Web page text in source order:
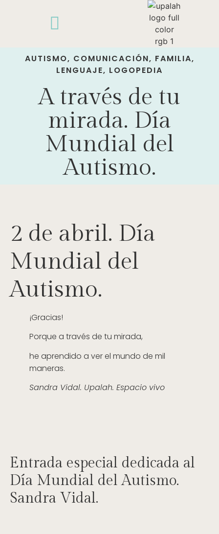
AUTISMO, COMUNICACIÓN, FAMILIA,
LENGUAJE, LOGOPEDIA
A través de tu
mirada. Día
Mundial del
Autismo.
2 de abril. Día
Mundial del
Autismo.
¡Gracias!
Porque a través de tu mirada,
he aprendido a ver el mundo de mil
maneras.
Sandra Vidal. Upalah. Espacio vivo
Entrada especial dedicada al
Día Mundial del Autismo.
Sandra Vidal.